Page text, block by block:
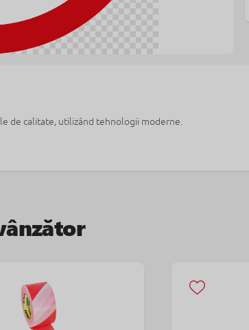
de calitate, utilizând tehnologii moderne.